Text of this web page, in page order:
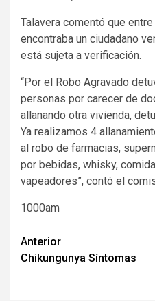
Talavera comentó que
encontraba un ciudadano
está sujeta a verificación.
“Por el Robo Agravado
personas por carecer de
allanando otra vivienda,
Ya realizamos 4
al robo de farmacias,
por bebidas, whisky,
vapeadores”, contó el
1000am
Navegación
de
Anterior
Chikungunya Síntomas